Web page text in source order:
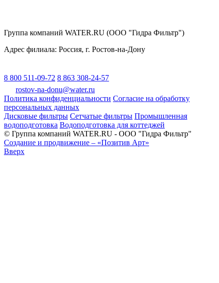
Группа компаний WATER.RU (ООО "Гидра Фильтр")
Адрес филиала: Россия, г. Ростов-на-Дону
8 800 511-09-72 8 863 308-24-57
rostov-na-donu@water.ru
Политика конфиденциальности Согласие на обработку
персональных данных
Дисковые фильтры Сетчатые фильтры Промышленная
водоподготовка Водоподготовка для коттеджей
© Группа компаний WATER.RU - ООО "Гидра Фильтр"
Создание и продвижение – «Позитив Арт»
Вверх